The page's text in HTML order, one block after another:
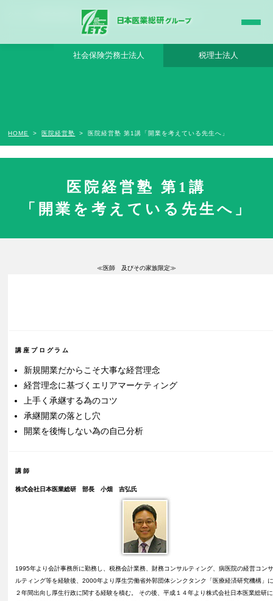
クリニック経営の成功を以って、広く豊かな地域社会を創造すること。
社会保険労務士法人 税理士法人
医院経営塾 第1講
「開業を考えている先生へ」
HOME 医院経営塾 医院経営塾 第1講「開業を考えている先生へ」
講座概要
≪医師 及びその家族限定≫
講座プログラム
新規開業だからこそ大事な経営理念
経営理念に基づくエリアマーケティング
上手く承継する為のコツ
承継開業の落とし穴
開業を後悔しない為の自己分析
講師
株式会社日本医業総研 部長 小畑 吉弘氏
1995年より会計事務所に勤務し、税務会計業務、財務コンサルティング、病医院の経営コン
ルティング等を経験後、2000年より厚生労働省外郭団体シンクタンク「医療経済研究機構」
２年間出向し厚生行政に関する経験を積む。 その後、平成１４年より株式会社日本医業総研に